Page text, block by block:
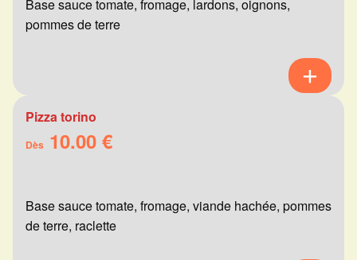
Base sauce tomate, fromage, lardons, oignons,
pommes de terre
Pizza torino
Dès 10.00 €
Base sauce tomate, fromage, viande hachée, pommes
de terre, raclette